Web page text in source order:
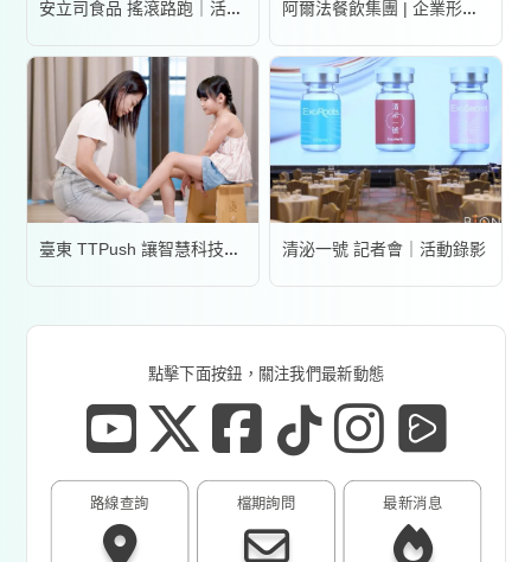
安立司食品 搖滾路跑｜活動錄影 阿爾法餐飲集團 | 企業形象宣傳片
臺東 TTPush 讓智慧科技更有溫度 | 形象影片 清泌一號 記者會｜活動錄影
點擊下面按鈕，關注我們最新動態
路線查詢 最新消息
檔期詢問